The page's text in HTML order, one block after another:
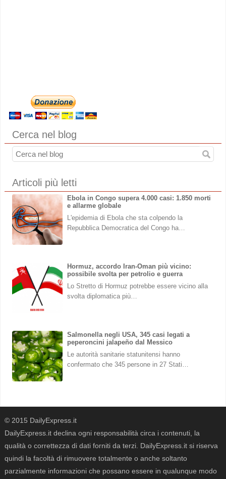
Cerca nel blog
Articoli più letti
Ebola in Congo supera 4.000 casi: 1.850 morti
e allarme globale
L'epidemia di Ebola che sta colpendo la
Repubblica Democratica del Congo ha…
Hormuz, accordo Iran-Oman più vicino:
possibile svolta per petrolio e guerra
Lo Stretto di Hormuz potrebbe essere vicino alla
svolta diplomatica più…
Salmonella negli USA, 345 casi legati a
peperoncini jalapeño dal Messico
Le autorità sanitarie statunitensi hanno
confermato che 345 persone in 27 Stati…
© 2015 DailyExpress.it
DailyExpress.it declina ogni responsabilità circa i contenuti, la
qualità o correttezza di dati forniti da terzi. DailyExpress.it si riserva
quindi la facoltà di rimuovere totalmente o anche soltanto
parzialmente informazioni che possano essere in qualunque modo